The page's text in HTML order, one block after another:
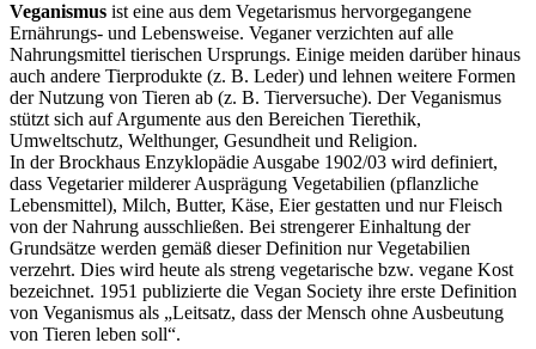
Veganismus ist eine aus dem Vegetarismus hervorgegangene
Ernährungs- und Lebensweise. Veganer verzichten auf alle
Nahrungsmittel tierischen Ursprungs. Einige meiden darüber hinaus
auch andere Tierprodukte (z. B. Leder) und lehnen weitere Formen
der Nutzung von Tieren ab (z. B. Tierversuche). Der Veganismus
stützt sich auf Argumente aus den Bereichen Tierethik,
Umweltschutz, Welthunger, Gesundheit und Religion.
In der Brockhaus Enzyklopädie Ausgabe 1902/03 wird definiert,
dass Vegetarier milderer Ausprägung Vegetabilien (pflanzliche
Lebensmittel), Milch, Butter, Käse, Eier gestatten und nur Fleisch
von der Nahrung ausschließen. Bei strengerer Einhaltung der
Grundsätze werden gemäß dieser Definition nur Vegetabilien
verzehrt. Dies wird heute als streng vegetarische bzw. vegane Kost
bezeichnet. 1951 publizierte die Vegan Society ihre erste Definition
von Veganismus als
Leitsatz, dass der Mensch ohne Ausbeutung
von Tieren leben soll .